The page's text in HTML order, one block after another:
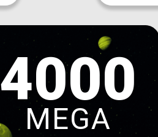
4000
MEGA